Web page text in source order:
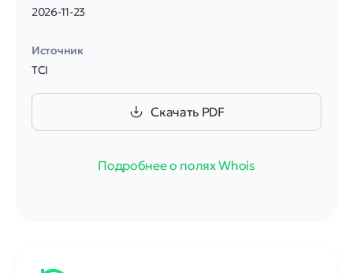
2026-11-23
Источник
TCI
Скачать PDF
Подробнее о полях Whois